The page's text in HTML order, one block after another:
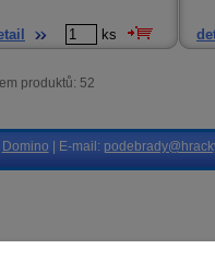
ks
produktů: 52
Domino | E-mail: